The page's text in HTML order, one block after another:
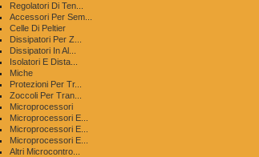
Regolatori Di Ten...
Accessori Per Sem...
Celle Di Peltier
Dissipatori Per Z...
Dissipatori In Al...
Isolatori E Dista...
Miche
Protezioni Per Tr...
Zoccoli Per Tran...
Microprocessori
Microprocessori E...
Microprocessori E...
Microprocessori E...
Altri Microcontro...